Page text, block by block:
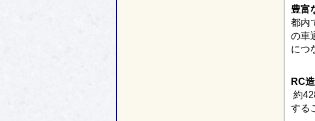
豊富
都内
の車
につ
RC
約
する